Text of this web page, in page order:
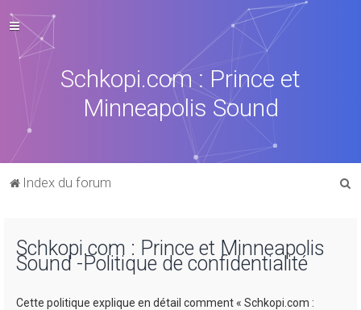
Schkopi.com : Prince et
Minneapolis Sound
Index du forum
Schkopi.com : Prince et Minneapolis
Sound -Politique de confidentialité
Cette politique explique en détail comment « Schkopi.com :